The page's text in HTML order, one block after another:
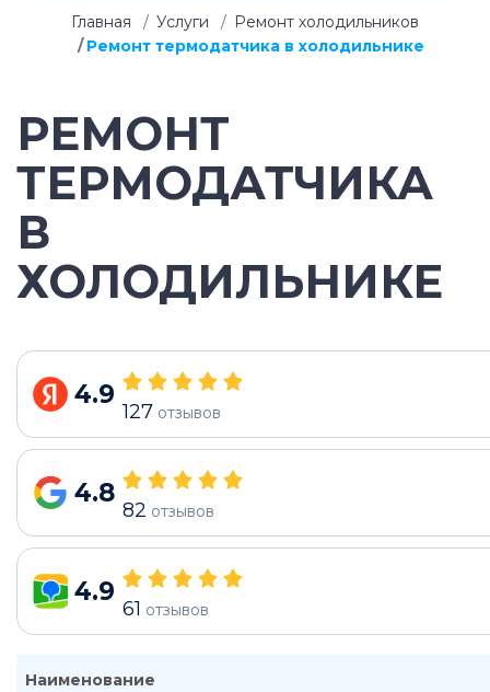
Главная Услуги
Ремонт холодильников
Ремонт термодатчика в холодильнике
РЕМОНТ
ТЕРМОДАТЧИКА
В
ХОЛОДИЛЬНИКЕ
4.9
127 отзывов
4.8
82 отзывов
4.9
61 отзывов
Наименование